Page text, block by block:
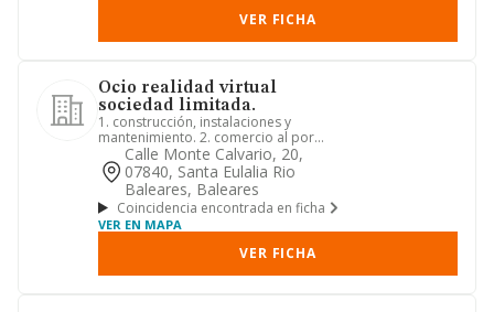
VER FICHA
Ocio realidad virtual
sociedad limitada.
1. construcción, instalaciones y
mantenimiento. 2. comercio al por
mayor y al por menor. distribuci...
Calle Monte Calvario, 20,
07840, Santa Eulalia Rio
Baleares, Baleares
Coincidencia encontrada en ficha
VER EN MAPA
VER FICHA